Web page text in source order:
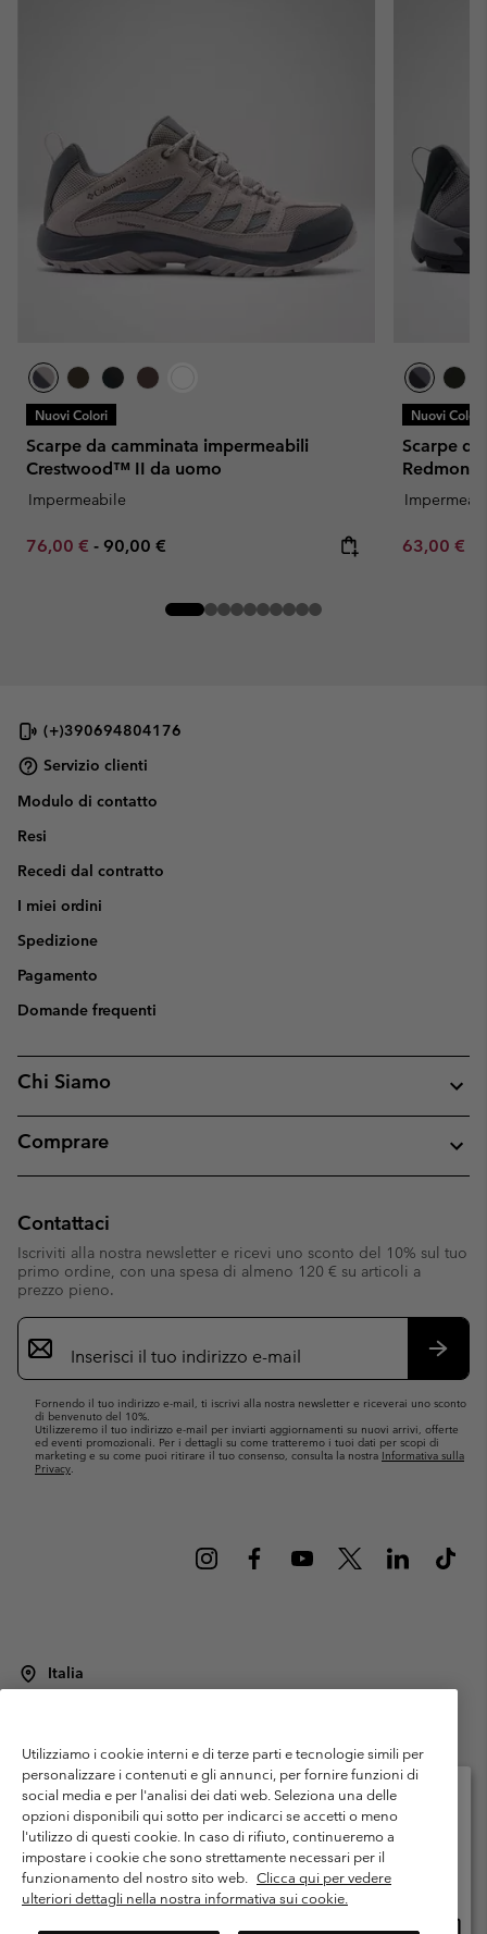
Nuovi Colori
Scarpe da camminata impermeabili
Crestwood™ II da uomo
Impermeabile
Minimum sale price:
76,00 € - Maximum price:
90,00 €
Nuovi Colori
Scarpe
Minimum
63,00 €
(+)390694804176
Servizio clienti
Modulo di contatto
Resi
Recedi dal contratto
I miei ordini
Spedizione
Pagamento
Domande frequenti
Chi Siamo
Comprare
Contattaci
Iscriviti alla nostra newsletter e ricevi uno sconto del 10% sul tuo
primo ordine, con una spesa di almeno 120 € su articoli a
prezzo pieno.
Iscrizione
e-
mail
Fornendo il tuo indirizzo e-mail, ti iscrivi alla nostra newsletter e riceverai uno sconto
di benvenuto del 10%.
Utilizzeremo il tuo indirizzo e-mail per inviarti aggiornamenti su nuovi arrivi, offerte
ed eventi promozionali. Per i dettagli su come tratteremo i tuoi dati per scopi di
marketing e su come puoi ritirare il tuo consenso, consulta la nostra Informativa sulla
Privacy.
Italia
Termini di utilizzo
Condizioni Generali di Venditaa
Garanzia
Politica sulla privacy
Termini e condizioni del programma di membership
Condizioni di utilizzo dei contenuti generati dagli utenti
Impressum
Cookies
Public CBCR
Utilizziamo i cookie interni e di terze parti e tecnologie simili per
personalizzare i contenuti e gli annunci, per fornire funzioni di
social media e per l'analisi dei dati web. Seleziona una delle
opzioni disponibili qui sotto per indicarci se accetti o meno
l'utilizzo di questi cookie. In caso di rifiuto, continueremo a
impostare i cookie che sono strettamente necessari per il
funzionamento del nostro sito web. Clicca qui per vedere
ulteriori dettagli nella nostra informativa sui cookie.
Seleziona il paese di spedizione e la lingua
Shopping online disponibile